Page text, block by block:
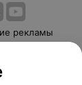
рекламы
оплаты